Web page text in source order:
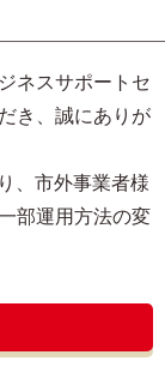
ネスサポートセ
き、誠にありが
、市外事業者様
部運用方法の変